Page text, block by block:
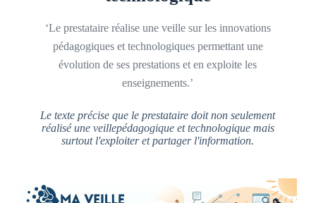
‘Le prestataire réalise une veille sur les innovations
pédagogiques et technologiques permettant une
évolution de ses prestations et en exploite les
enseignements.’
Le texte précise que le prestataire doit non seulement
réalisé une veillepédagogique et technologique mais
surtout l'exploiter et partager l'information.